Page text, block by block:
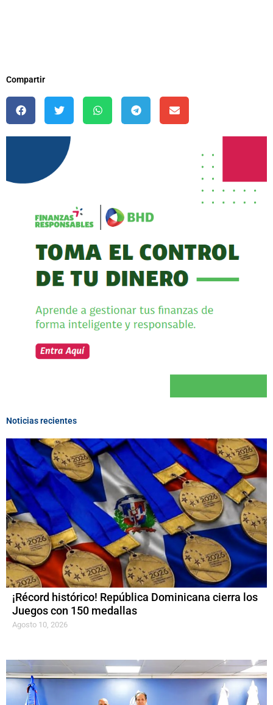
Compartir
Noticias recientes
¡Récord histórico! República Dominicana cierra los
Juegos con 150 medallas
Agosto 10, 2026